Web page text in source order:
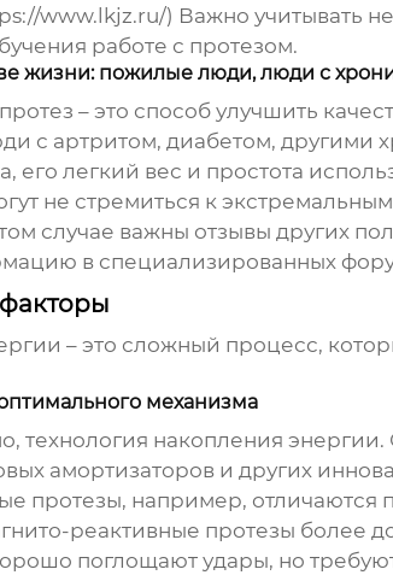
www.lkjz.ru/) Важно учитывать
работе с протезом.
жизни: пожилые люди, люди с
– это способ улучшить
с артритом, диабетом, другими
его легкий вес и простота
не стремиться к экстремальным
случае важны отзывы других
в специализированных
– это сложный процесс,
механизма
технология накопления
амортизаторов и других
протезы, например, отличаются
реактивные протезы более
поглощают удары, но